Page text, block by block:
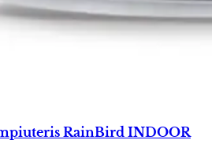
RainBird INDOOR